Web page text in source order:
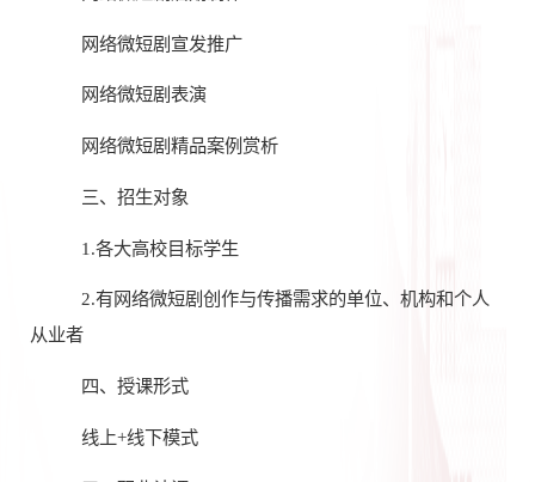
网络微短剧宣发推广
网络微短剧表演
网络微短剧精品案例赏析
三、招生对象
1.各大高校目标学生
2.有网络微短剧创作与传播需求的单位、机构和个人
从业者
四、授课形式
线上+线下模式